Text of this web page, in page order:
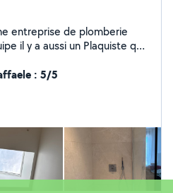
entreprise de plomberie
il y a aussi un Plaquiste qui
décennale sur tout
: 5/5